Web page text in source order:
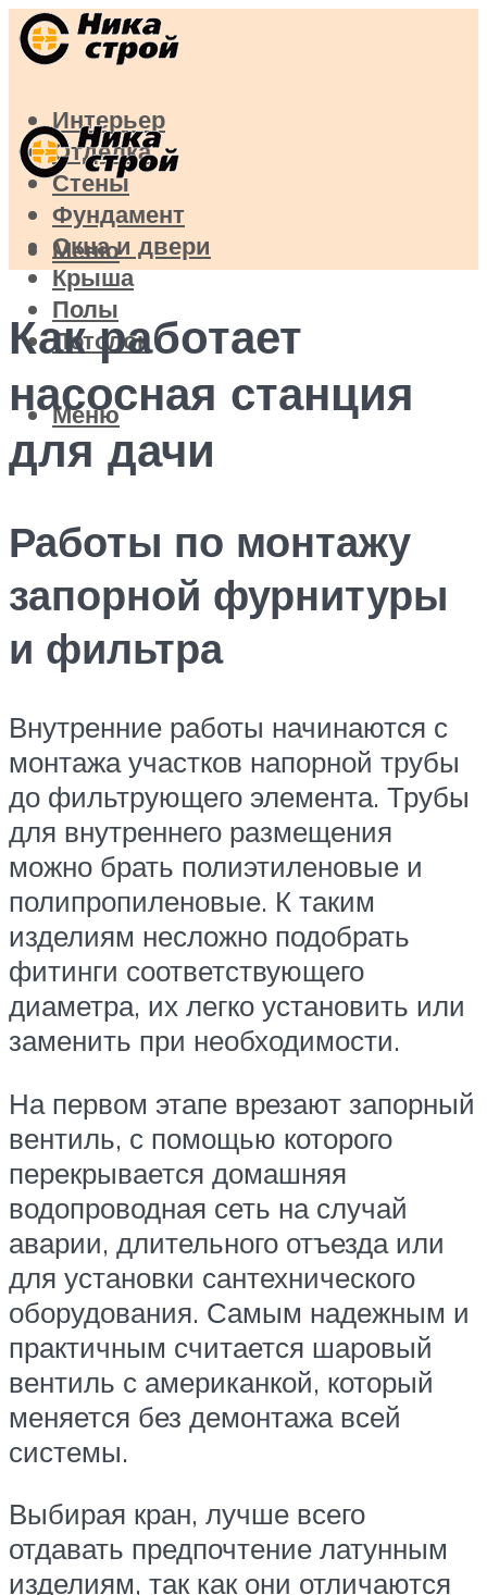
Интерьер
Отделка
Стены
Фундамент
Окна и двери
Крыша
Полы
Потолок
Меню
Меню
Как работает
насосная станция
для дачи
Работы по монтажу
запорной фурнитуры
и фильтра
Внутренние работы начинаются с
монтажа участков напорной трубы
до фильтрующего элемента. Трубы
для внутреннего размещения
можно брать полиэтиленовые и
полипропиленовые. К таким
изделиям несложно подобрать
фитинги соответствующего
диаметра, их легко установить или
заменить при необходимости.
На первом этапе врезают запорный
вентиль, с помощью которого
перекрывается домашняя
водопроводная сеть на случай
аварии, длительного отъезда или
для установки сантехнического
оборудования. Самым надежным и
практичным считается шаровый
вентиль с американкой, который
меняется без демонтажа всей
системы.
Выбирая кран, лучше всего
отдавать предпочтение латунным
изделиям, так как они отличаются